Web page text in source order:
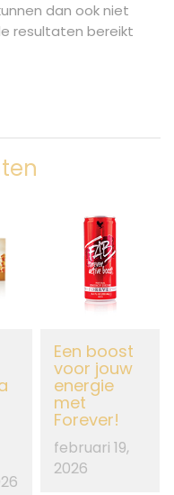
dan ook niet
resultaten bereikt
Een boost
voor jouw
energie
met
Forever!
februari 19,
2026